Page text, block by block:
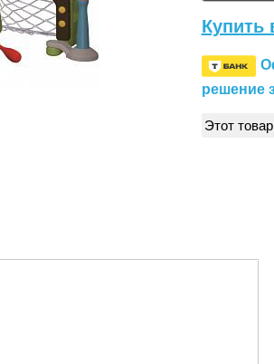
Купить
решение
Этот